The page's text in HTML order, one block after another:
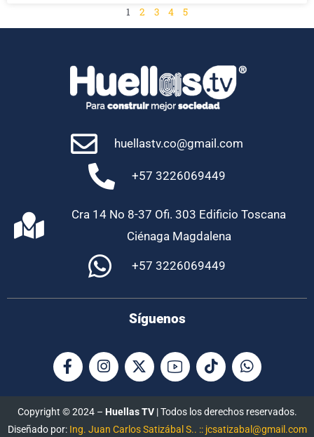
1 2 3 4 5
huellastv.co@gmail.com
+57 3226069449
Cra 14 No 8-37 Ofi. 303 Edificio Toscana
Ciénaga Magdalena
+57 3226069449
Síguenos
Copyright © 2024 – Huellas TV| Todos los derechos reservados.
Diseñado por: Ing. Juan Carlos Satizábal S.. :: jcsatizabal@gmail.com